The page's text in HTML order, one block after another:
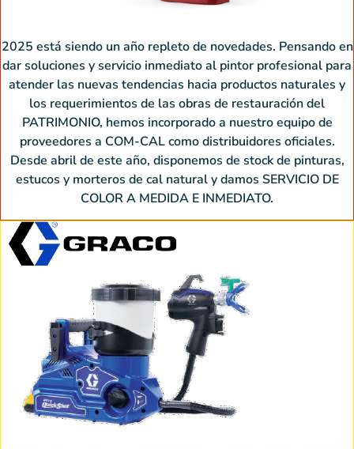
2025 está siendo un año repleto de novedades. Pensando en
dar soluciones y servicio inmediato al pintor profesional para
atender las nuevas tendencias hacia productos naturales y
los requerimientos de las obras de restauración del
PATRIMONIO, hemos incorporado a nuestro equipo de
proveedores a COM-CAL como distribuidores oficiales.
Desde abril de este año, disponemos de stock de pinturas,
estucos y morteros de cal natural y damos SERVICIO DE
COLOR A MEDIDA E INMEDIATO.